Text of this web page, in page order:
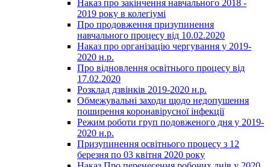
Наказ про закінчення навчального 2018 -
2019 року в колегіумі
Про продовження призупинення
навчального процесу від 10.02.2020
Наказ про організацію чергування у 2019-
2020 н.р.
Про відновлення освітнього процесу від
17.02.2020
Розклад дзвінків 2019-2020 н.р.
Обмежувальні заходи щодо недопушення
поширення коронавірусної інфекції
Режим роботи груп подовженого дня у 2019-
2020 н.р.
Призупинення освітнього процесу з 12
березня по 03 квітня 2020 року